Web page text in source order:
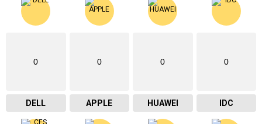
0
DELL
0
APPLE
0
HUAWEI
0
IDC